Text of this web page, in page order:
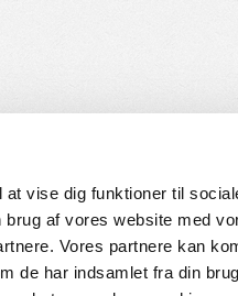
vise dig funktioner til
af vores website med
Vores partnere kan
de har indsamlet fra din
HANDLER DU
til web-shop